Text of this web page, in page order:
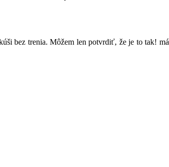
bez trenia. Môžem len potvrdiť, že je to tak!